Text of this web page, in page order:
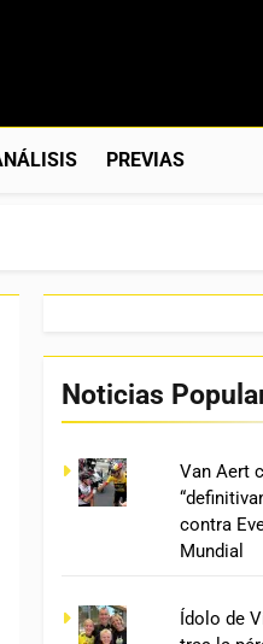
Previas Y Más. La
PREVIAS
Noticias
Van Aert
contra
Mundial
Ídolo de